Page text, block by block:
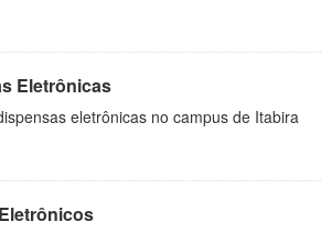
Eletrônicas
eletrônicas no campus de Itabira